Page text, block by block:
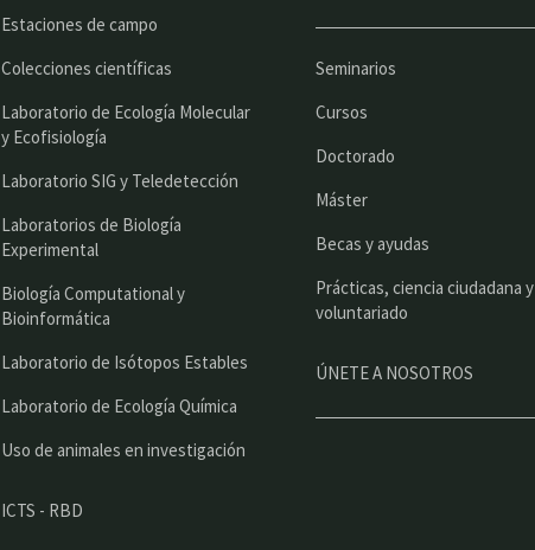
Estaciones de campo
Colecciones científicas
Laboratorio de Ecología Molecular
y Ecofisiología
Laboratorio SIG y Teledetección
Laboratorios de Biología
Experimental
Biología Computational y
Bioinformática
Laboratorio de Isótopos Estables
Laboratorio de Ecología Química
Uso de animales en investigación
ICTS - RBD
Seminarios
Cursos
Doctorado
Máster
Becas y ayudas
Prácticas, ciencia ciudadana y
voluntariado
ÚNETE A NOSOTROS